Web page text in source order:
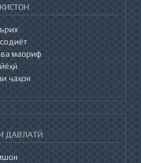
маориф
ҷаҳон
ДАВЛАТӢ